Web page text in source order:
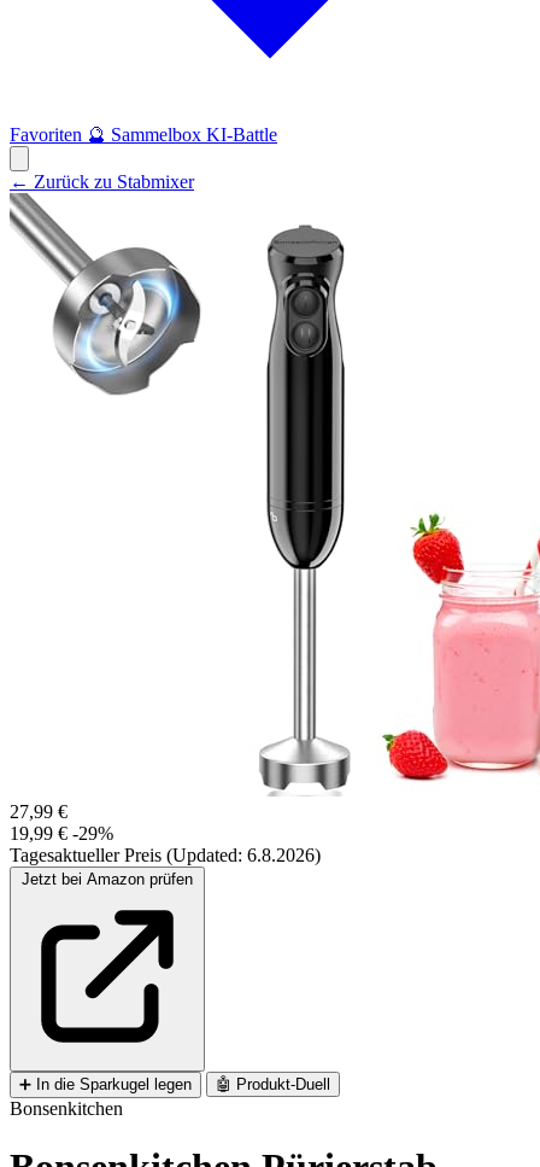
Favoriten 🔮 Sammelbox KI-Battle
← Zurück zu Stabmixer
27,99 €
19,99 € -29%
Tagesaktueller Preis (Updated: 6.8.2026)
➕ In die Sparkugel legen 🤖 Produkt-Duell
Bonsenkitchen